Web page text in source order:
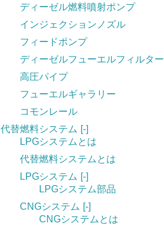
ディーゼル燃料噴射ポンプ
インジェクションノズル
フィードポンプ
ディーゼルフューエルフィルター
高圧パイプ
フューエルギャラリー
コモンレール
代替燃料システム [-]
LPGシステムとは
代替燃料システムとは
LPGシステム [-]
LPGシステム部品
CNGシステム [-]
CNGシステムとは